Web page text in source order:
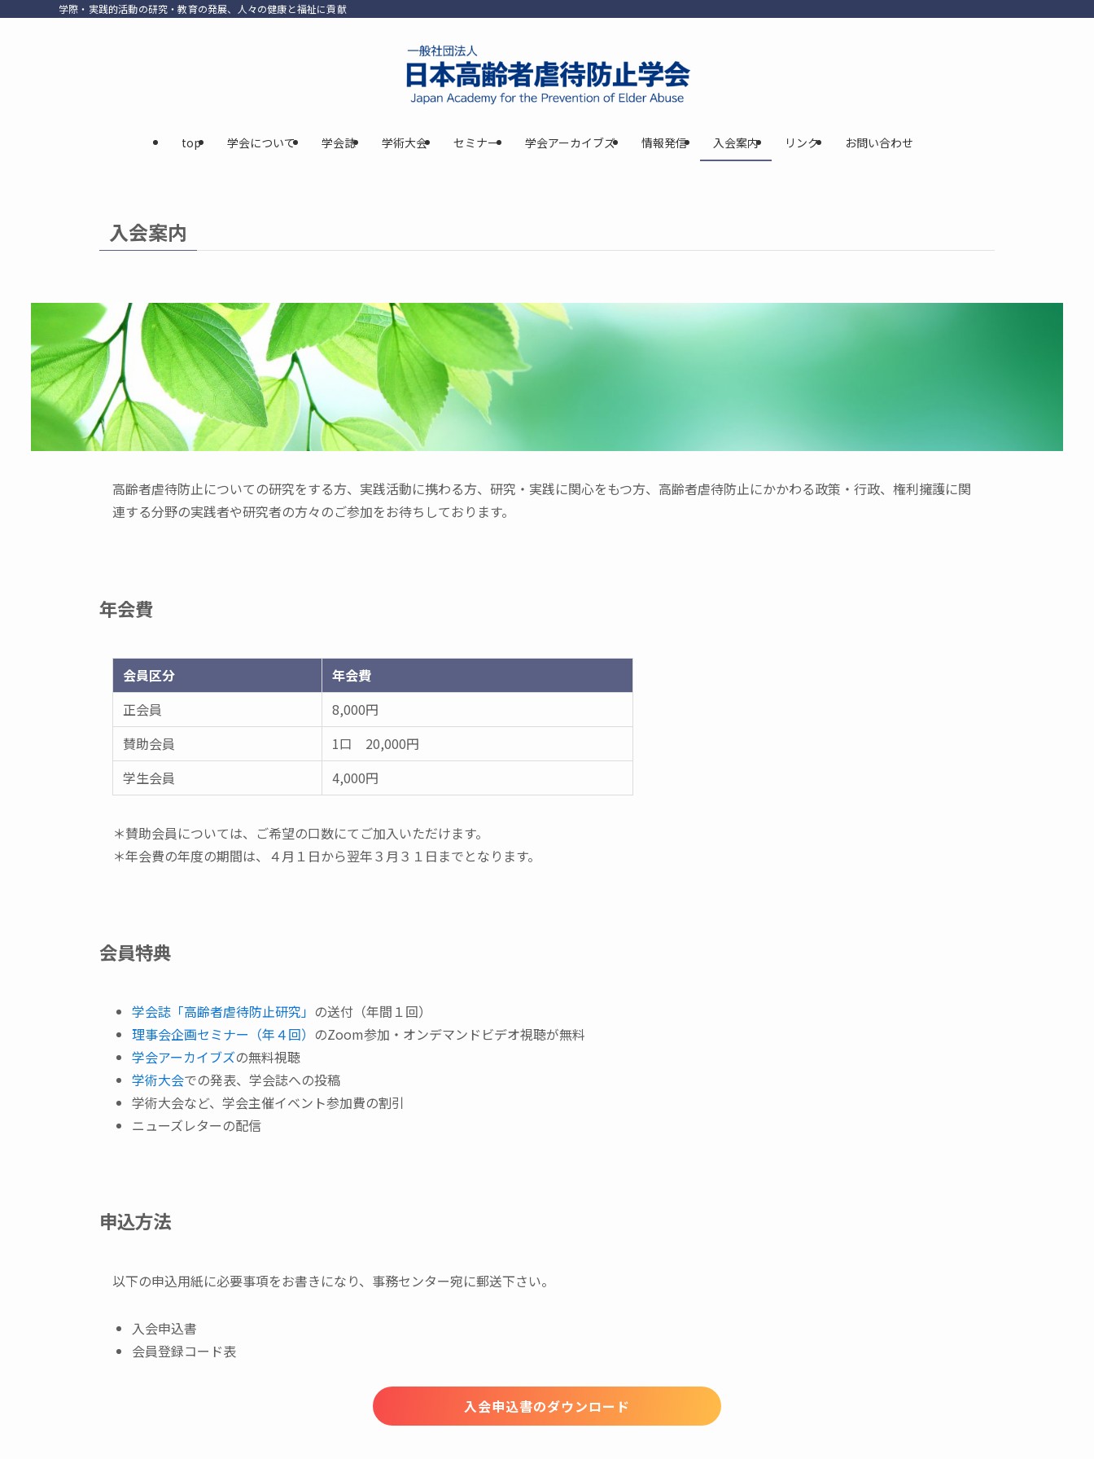
学際・実践的活動の研究・教育の発展、人々の健康と福祉に貢献
top 学会について 学会誌 学術大会 セミナー 学会アーカイブズ 情報発信 入会案内 リンク お問い合わせ
入会案内
高齢者虐待防止についての研究をする方、実践活動に携わる方、研究・実践に関心をもつ方、高齢者虐待防止にかかわる政策・行政、権利擁護に関
連する分野の実践者や研究者の方々のご参加をお待ちしております。
年会費
会員区分
年会費
正会員
8,000円
賛助会員
1口 20,000円
学生会員
4,000円
＊賛助会員については、ご希望の口数にてご加入いただけます。
＊年会費の年度の期間は、４月１日から翌年３月３１日までとなります。
会員特典
学会誌「高齢者虐待防止研究」 の送付（年間１回）
理事会企画セミナー（年４回） のZoom参加・オンデマンドビデオ視聴が無料
学会アーカイブズの無料視聴
学術大会での発表、学会誌への投稿
学術大会など、学会主催イベント参加費の割引
ニューズレターの配信
申込方法
以下の申込用紙に必要事項をお書きになり、事務センター宛に郵送下さい。
入会申込書
会員登録コード表
入会申込書のダウンロード